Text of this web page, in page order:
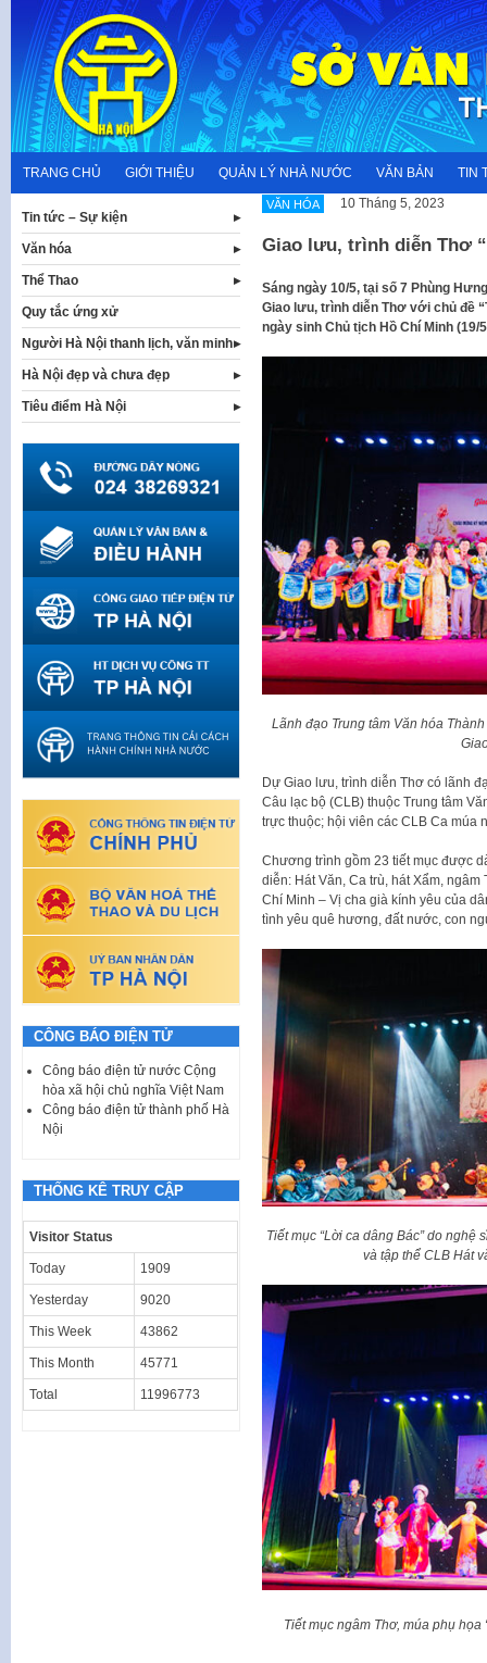
content
TRANG CHỦ GIỚI THIỆU QUẢN LÝ NHÀ NƯỚC VĂN BẢN TIN
VĂN HÓA 10 Tháng 5, 2023
Giao lưu, trình diễn Thơ
Sáng ngày 10/5, tại số 7 Phùng
Giao lưu, trình diễn Thơ với chủ đề
ngày sinh Chủ tịch Hồ Chí Minh (19/
Lãnh đạo Trung tâm Văn hóa
Dự Giao lưu, trình diễn Thơ có lãnh
Câu lạc bộ (CLB) thuộc Trung tâm
trực thuộc; hội viên các CLB Ca múa
Chương trình gồm 23 tiết mục được
diễn: Hát Văn, Ca trù, hát Xẩm,
Chí Minh – Vị cha già kính yêu của
tình yêu quê hương, đất nước, con
Tiết mục “Lời ca dâng Bác” do nghệ
và tập thể CLB Hát
Tiết mục ngâm Thơ, múa phụ
Tin tức – Sự kiện
Văn hóa
Thể Thao
Quy tắc ứng xử
Người Hà Nội thanh lịch, văn minh
Hà Nội đẹp và chưa đẹp
Tiêu điểm Hà Nội
CÔNG BÁO ĐIỆN TỬ
Công báo điện tử nước Cộng
hòa xã hội chủ nghĩa Việt Nam
Công báo điện tử thành phố Hà
Nội
THỐNG KÊ TRUY CẬP
Visitor Status
Today 1909
Yesterday 9020
This Week 43862
This Month 45771
Total 11996773